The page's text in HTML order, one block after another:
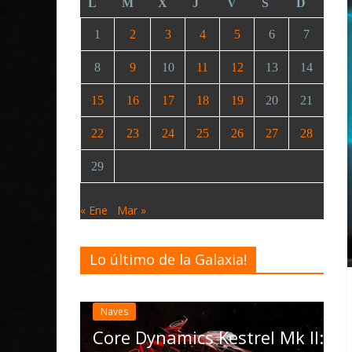
L M X J V S D
1 2 3 4 5 6 7
8 9 10 11 12 13 14
15 16 17 18 19 20 21
22 23 24 25 26 27 28
29
« Ene Mar »
Lo último de la Galaxia!
Naves
Core Dynamics Kestrel Mk II:
Elite
las